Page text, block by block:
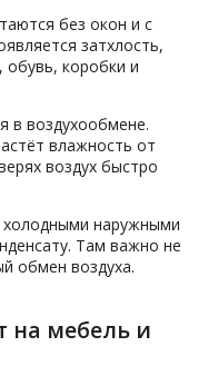
без окон и с
затхлость,
обувь, коробки и
в воздухообмене.
влажность от
воздух быстро
наружными
Там важно не
обмен воздуха.
на мебель и